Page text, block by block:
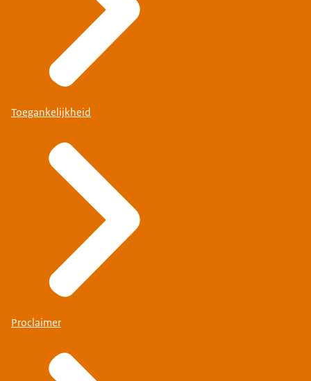
Toegankelijkheid
Proclaimer